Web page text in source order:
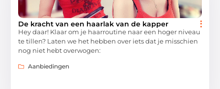
De kracht van een haarlak van de kapper
Hey daar! Klaar om je haarroutine naar een hoger niveau
te tillen? Laten we het hebben over iets dat je misschien
nog niet hebt overwogen:
Aanbiedingen